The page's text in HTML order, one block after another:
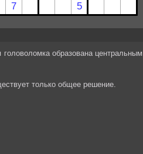
образована
только общее решение.